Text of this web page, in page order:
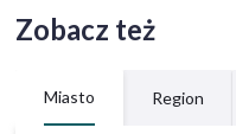
Zobacz też
Miasto Region